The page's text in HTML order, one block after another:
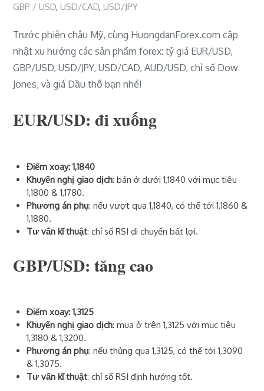
GBP / USD,USD/CAD,USD/JPY
Trước phiên châu Mỹ, cùng HuongdanForex.com cập
nhật xu hướng các sản phẩm forex: tỷ giá EUR/USD,
GBP/USD, USD/JPY, USD/CAD, AUD/USD, chỉ số Dow
Jones, và giá Dầu thô bạn nhé!
EUR/USD: đi xuống
Điểm xoay: 1,1840
Khuyến nghị giao dịch: bán ở dưới 1,1840 với mục tiêu
1,1800 & 1,1780.
Phương án phụ: nếu vượt qua 1,1840, có thể tới 1,1860 &
1,1880.
Tư vấn kĩ thuật: chỉ số RSI di chuyển bất lợi.
GBP/USD: tăng cao
Điểm xoay: 1,3125
Khuyến nghị giao dịch: mua ở trên 1,3125 với mục tiêu
1,3180 & 1,3200.
Phương án phụ: nếu thủng qua 1,3125, có thể tới 1,3090
& 1,3075.
Tư vấn kĩ thuật: chỉ số RSI định hướng tốt.